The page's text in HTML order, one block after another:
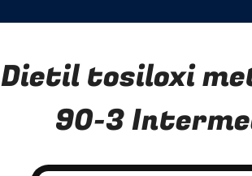
Dietil tosiloxi
90-3